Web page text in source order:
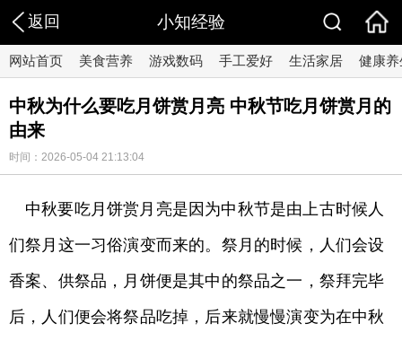
返回 小知经验
网站首页 美食营养 游戏数码 手工爱好 生活家居 健康养
中秋为什么要吃月饼赏月亮 中秋节吃月饼赏月的
由来
时间：2026-05-04 21:13:04
中秋要吃月饼赏月亮是因为中秋节是由上古时候人
们祭月这一习俗演变而来的。祭月的时候，人们会设
香案、供祭品，月饼便是其中的祭品之一，祭拜完毕
后，人们便会将祭品吃掉，后来就慢慢演变为在中秋